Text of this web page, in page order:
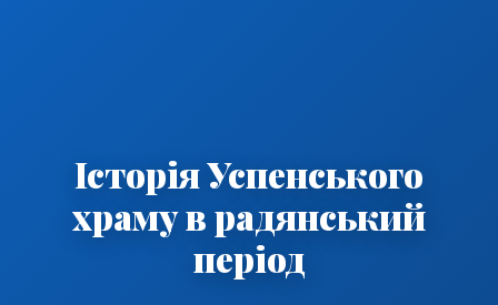
Історія Успенського
храму в радянський
період